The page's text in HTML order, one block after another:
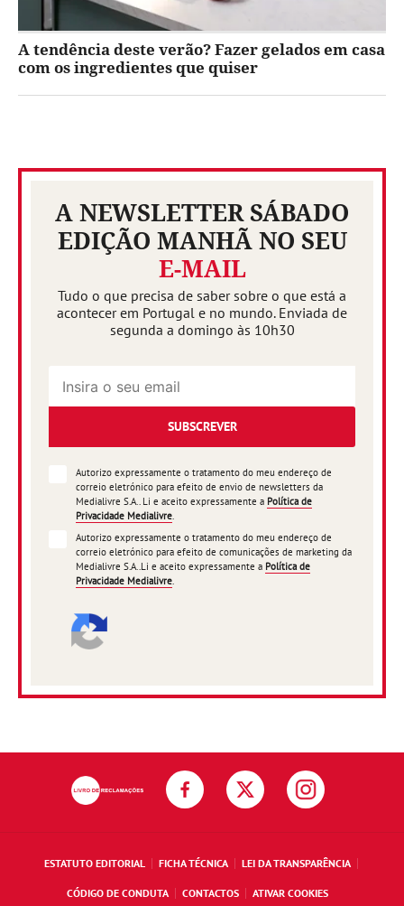
A tendência deste verão? Fazer gelados em casa
com os ingredientes que quiser
A NEWSLETTER SÁBADO
EDIÇÃO MANHÃ NO SEU
E-MAIL
Tudo o que precisa de saber sobre o que está a
acontecer em Portugal e no mundo. Enviada de
segunda a domingo às 10h30
SUBSCREVER
Autorizo expressamente o tratamento do meu endereço de
correio eletrónico para efeito de envio de newsletters da
Medialivre S.A.. Li e aceito expressamente a Política de
Privacidade Medialivre.
Autorizo expressamente o tratamento do meu endereço de
correio eletrónico para efeito de comunicações de marketing da
Medialivre S.A..Li e aceito expressamente a Política de
Privacidade Medialivre.
ESTATUTO EDITORIAL FICHA TÉCNICA LEI DA TRANSPARÊNCIA
CÓDIGO DE CONDUTA CONTACTOS ATIVAR COOKIES